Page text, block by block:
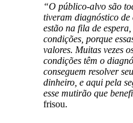
“O público-alvo são
tiveram diagnóstico
estão na fila de
condições, porque
valores. Muitas vezes
condições têm o
conseguem resolver
dinheiro, e aqui pela
esse mutirão que
frisou.